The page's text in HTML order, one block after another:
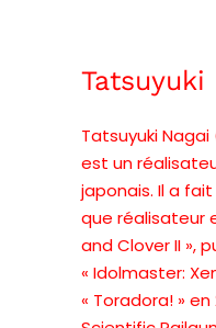
Tatsuyuki
Tatsuyuki Nagai
est un
japonais. Il a
que réalisateur
and Clover II »,
« Idolmaster:
« Toradora! »